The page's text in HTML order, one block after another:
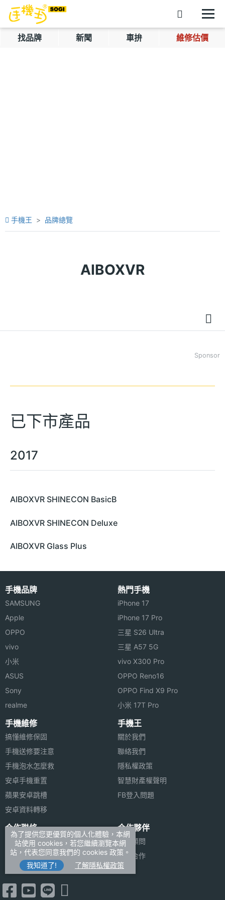
找品牌 新聞 車拚 維修估價
手機王 品牌總覽
AIBOXVR
Sponsor
已下市產品
2017
AIBOXVR SHINECON BasicB
AIBOXVR SHINECON Deluxe
AIBOXVR Glass Plus
手機品牌
SAMSUNG
Apple
OPPO
vivo
小米
ASUS
Sony
realme
熱門手機
iPhone 17
iPhone 17 Pro
三星 S26 Ultra
三星 A57 5G
vivo X300 Pro
OPPO Reno16
OPPO Find X9 Pro
小米 17T Pro
手機維修
搞懂維修保固
手機送修要注意
手機泡水怎麼救
安卓手機重置
蘋果安卓跳槽
安卓資料轉移
手機王
關於我們
聯絡我們
隱私權政策
智慧財產權聲明
FB登入問題
合作聯絡
廣告刊登
加入商店報價
新聞聯絡
合作夥伴
法律顧問
媒體合作
為了提供您更優質的個人化體驗，本網
站使用 cookies，若您繼續瀏覽本網
站，代表您同意我們的 cookies 政策。
我知道了!
了解隱私權政策